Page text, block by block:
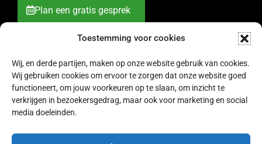
Toestemming voor cookies
Wij, en derde partijen, maken op onze website gebruik van cookies.
Wij gebruiken cookies om ervoor te zorgen dat onze website goed
functioneert, om jouw voorkeuren op te slaan, om inzicht te
verkrijgen in bezoekersgedrag, maar ook voor marketing en social
media doeleinden.
Plan een gratis gesprek